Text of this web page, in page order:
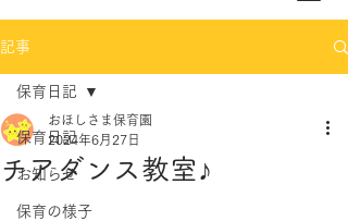
記事
保育日記
お知らせ
保育の様子
保育日記
チアダンス教室♪
おほしさま保育園
2024年6月27日